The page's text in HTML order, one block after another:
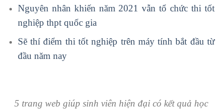
Nguyên nhân khiến năm 2021 vẫn tổ chức thi tốt
nghiệp thpt quốc gia
Sẽ thí điểm thi tốt nghiệp trên máy tính bắt đầu từ
đầu năm nay
5 trang web giúp sinh viên hiện đại có kết quả học